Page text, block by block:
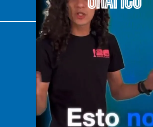
El Universal
Vive USA
Clase
De 10 sports